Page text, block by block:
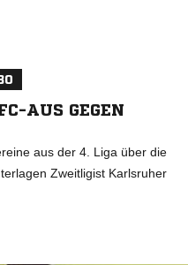
AUS GEGEN
aus der 4. Liga über die
Zweitligist Karlsruher